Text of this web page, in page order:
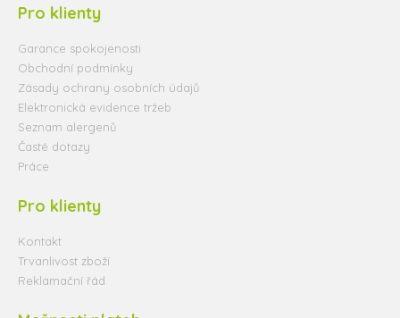
Pro klienty
Garance spokojenosti
Obchodní podmínky
Zásady ochrany osobních údajů
Elektronická evidence tržeb
Seznam alergenů
Časté dotazy
Práce
Pro klienty
Kontakt
Trvanlivost zboží
Reklamační řád